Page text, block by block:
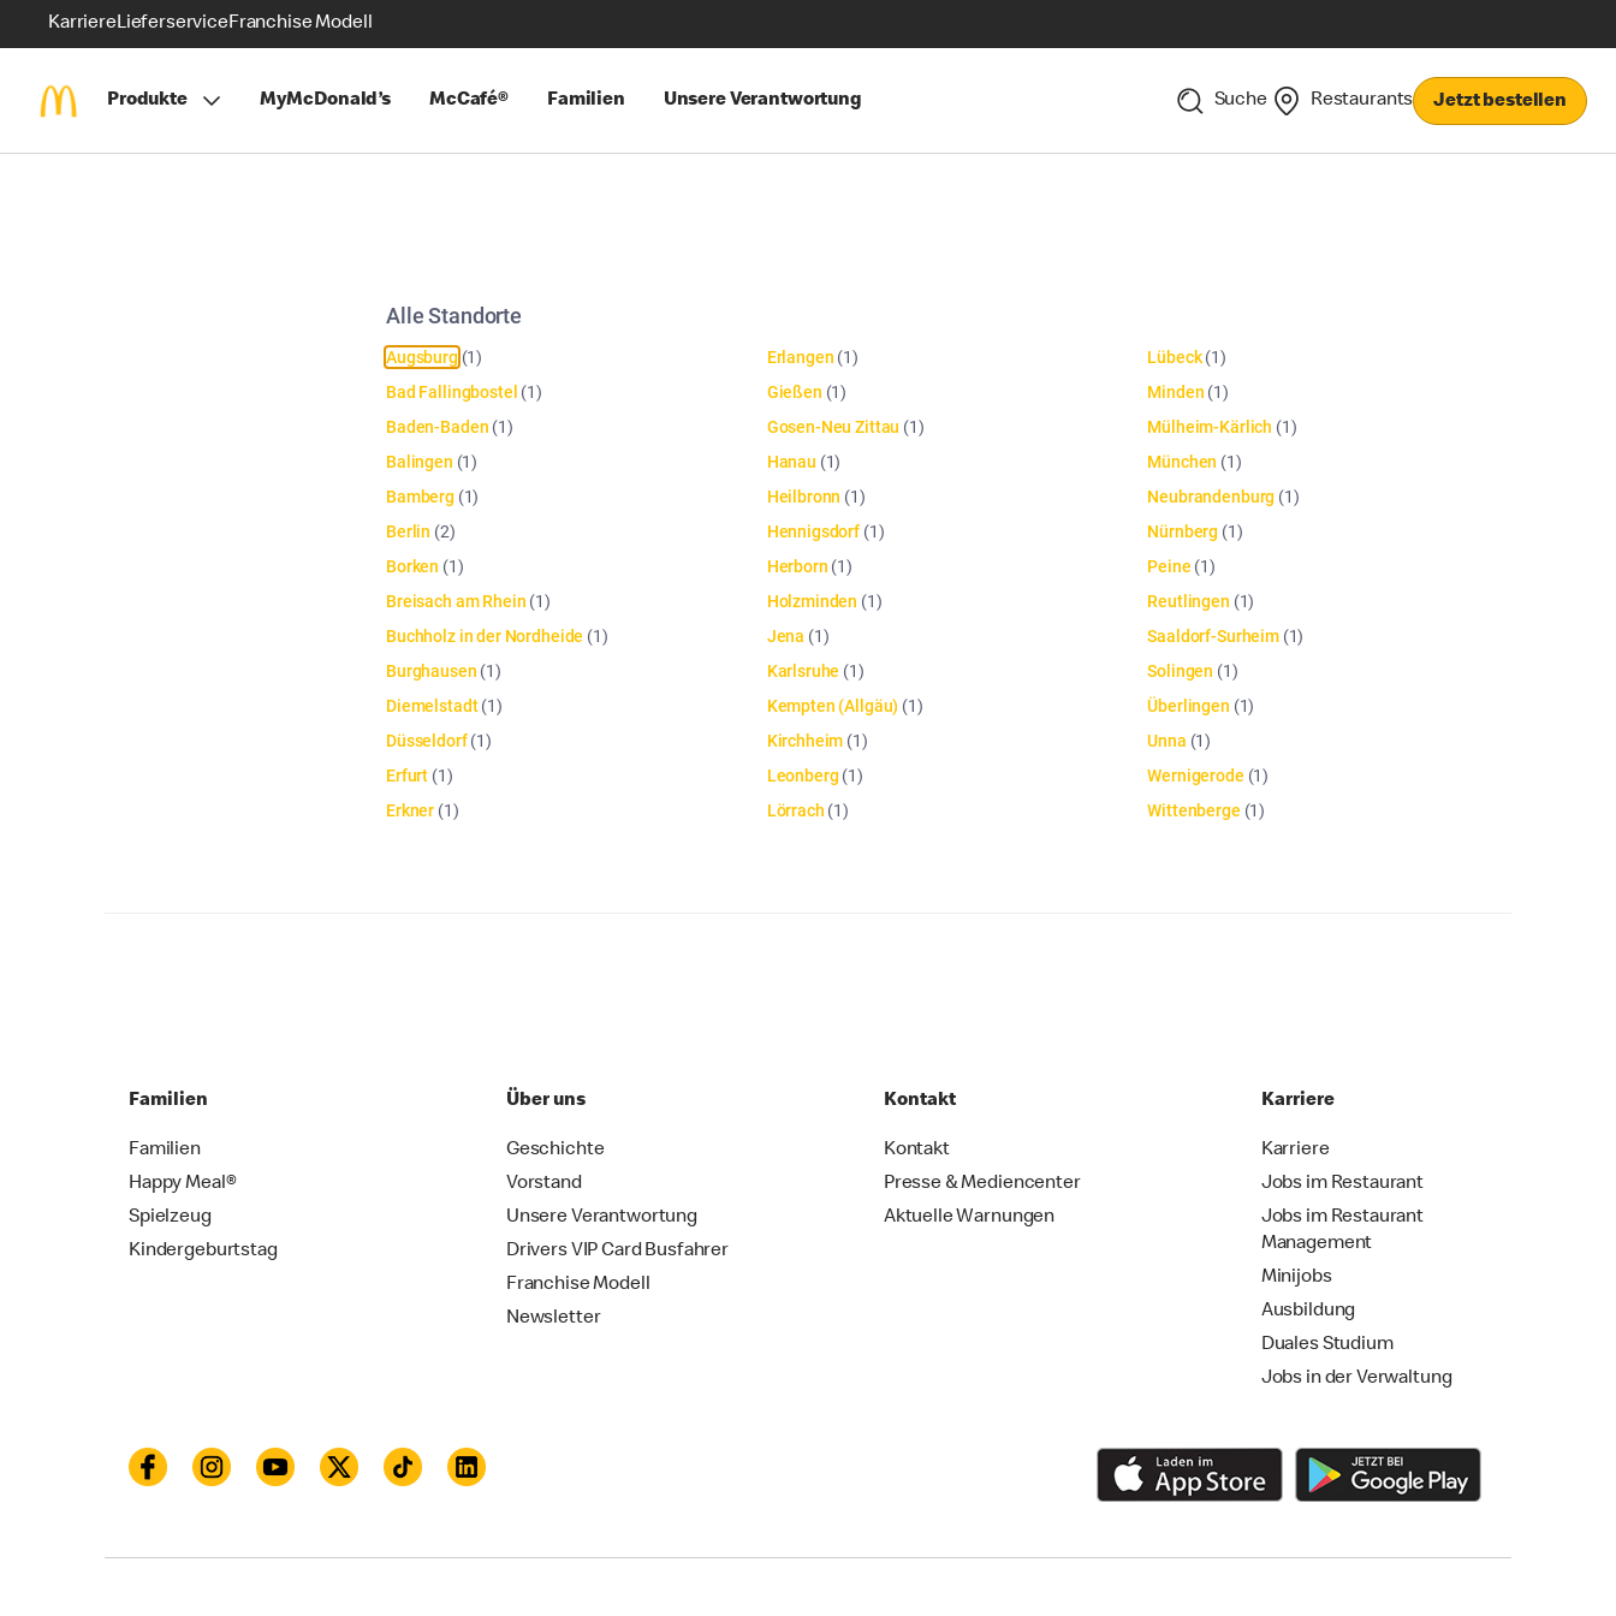
KarriereLieferserviceFranchise Modell
Produkte MyMcDonald’s McCafé® Familien Unsere Verantwortung Suche Restaurants Jetzt bestellen
Alle Standorte
Augsburg (1)
Bad Fallingbostel (1)
Baden-Baden (1)
Balingen (1)
Bamberg (1)
Berlin (2)
Borken (1)
Breisach am Rhein (1)
Buchholz in der Nordheide (1)
Burghausen (1)
Diemelstadt(1)
Düsseldorf(1)
Erfurt (1)
Erkner (1)
Erlangen (1)
Gießen (1)
Gosen-Neu Zittau (1)
Hanau (1)
Heilbronn (1)
Hennigsdorf (1)
Herborn (1)
Holzminden (1)
Jena (1)
Karlsruhe (1)
Kempten (Allgäu) (1)
Kirchheim (1)
Leonberg (1)
Lörrach (1)
Lübeck(1)
Minden (1)
Mülheim-Kärlich (1)
München (1)
Neubrandenburg (1)
Nürnberg (1)
Peine (1)
Reutlingen (1)
Saaldorf-Surheim(1)
Solingen (1)
Überlingen (1)
Unna (1)
Wernigerode (1)
Wittenberge (1)
Familien
Familien
Happy Meal®
Spielzeug
Kindergeburtstag
Über uns
Geschichte
Vorstand
Unsere Verantwortung
Drivers VIP Card Busfahrer
Franchise Modell
Newsletter
Kontakt
Kontakt
Presse & Mediencenter
Aktuelle Warnungen
Karriere
Karriere
Jobs im Restaurant
Jobs im Restaurant
Management
Minijobs
Ausbildung
Duales Studium
Jobs in der Verwaltung